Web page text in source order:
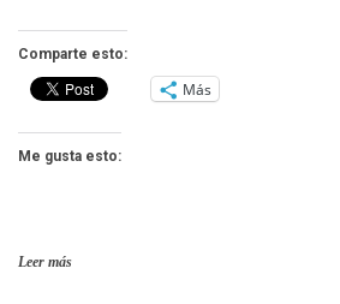
Comparte esto:
Más
Me gusta esto:
Leer más